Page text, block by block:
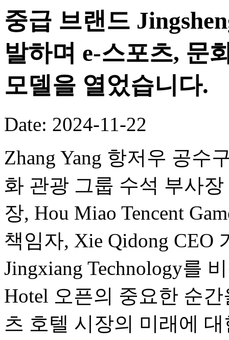
중급 브랜드
발하며 e-스포츠, 문
모델을 열었습니다.
Date: 2024-11-22
Zhang Yang 항저우 공수
화 관광 그룹 수석 부사장
장, Hou Miao Tencent
책임자, Xie Qidong CEO
Jingxiang Technology를
Hotel 오픈의 중요한 순
츠 호텔 시장의 미래에